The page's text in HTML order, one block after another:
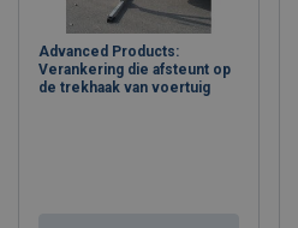
Advanced Products:
Verankering die afsteunt op
de trekhaak van voertuig